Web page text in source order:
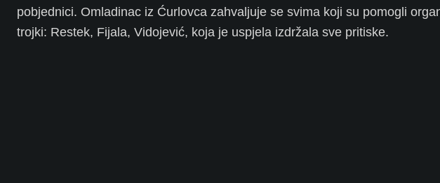
pobjednici. Omladinac iz Ćurlovca zahvaljuje se svima koji su pomogli
trojki: Restek, Fijala, Vidojević, koja je uspjela izdržala sve pritiske.